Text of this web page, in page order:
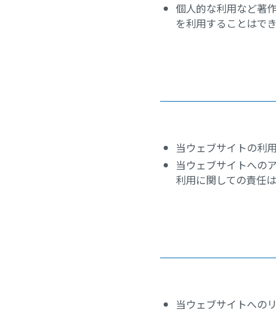
個人的な利用など著
を利用することはで
当ウェブサイトの利
当ウェブサイトへの
利用に関しての責任
当ウェブサイトへの